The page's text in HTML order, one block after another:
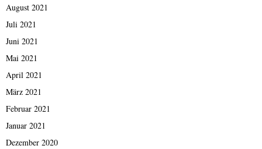
August 2021
Juli 2021
Juni 2021
Mai 2021
April 2021
März 2021
Februar 2021
Januar 2021
Dezember 2020